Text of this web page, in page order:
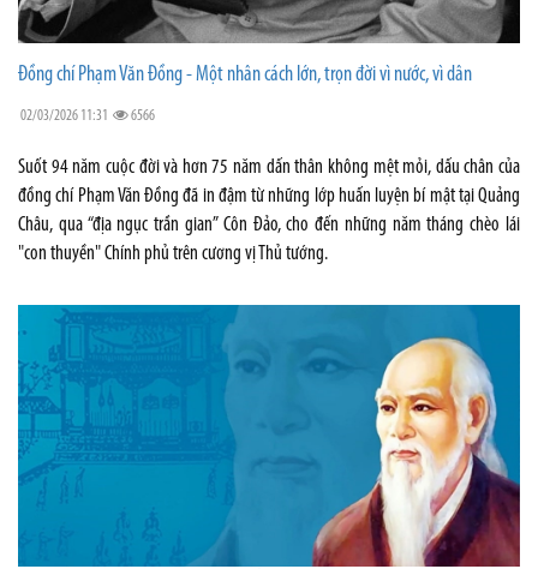
Đồng chí Phạm Văn Đồng - Một nhân cách lớn, trọn đời vì nước, vì dân
02/03/2026 11:31 6566
Suốt 94 năm cuộc đời và hơn 75 năm dấn thân không mệt mỏi, dấu chân của
đồng chí Phạm Văn Đồng đã in đậm từ những lớp huấn luyện bí mật tại Quảng
Châu, qua “địa ngục trần gian” Côn Đảo, cho đến những năm tháng chèo lái
"con thuyền" Chính phủ trên cương vị Thủ tướng.